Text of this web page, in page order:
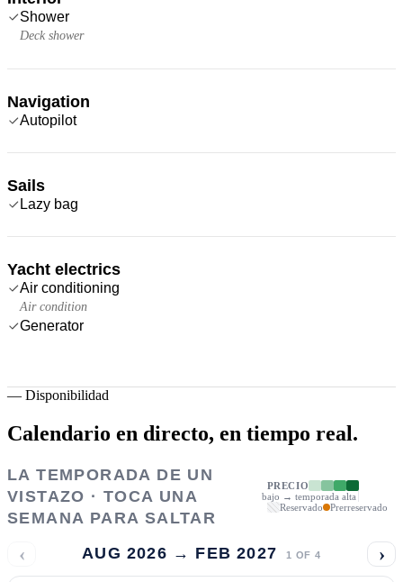
Shower
Deck shower
Navigation
Autopilot
Sails
Lazy bag
Yacht electrics
Air conditioning
Air condition
Generator
— Disponibilidad
Calendario en directo, en tiempo real.
LA TEMPORADA DE UN
VISTAZO · TOCA UNA
SEMANA PARA SALTAR
PRECIO
bajo → temporada alta
Reservado
Prerreservado
‹ AUG 2026 → FEB 2027 1 OF 4 ›